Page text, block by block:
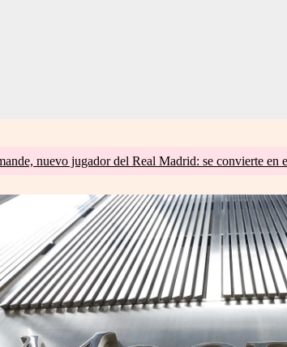
nuevo jugador del Real Madrid: se convierte en